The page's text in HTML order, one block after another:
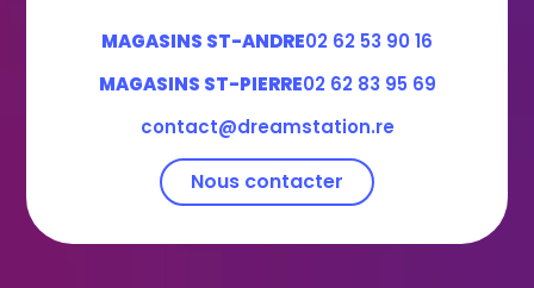
MAGASINS ST-ANDRE02 62 53 90 16
MAGASINS ST-PIERRE02 62 83 95 69
contact@dreamstation.re
Nous contacter